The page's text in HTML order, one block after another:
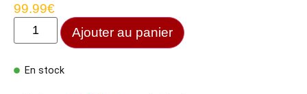
99.99€
Ajouter au panier
En stock